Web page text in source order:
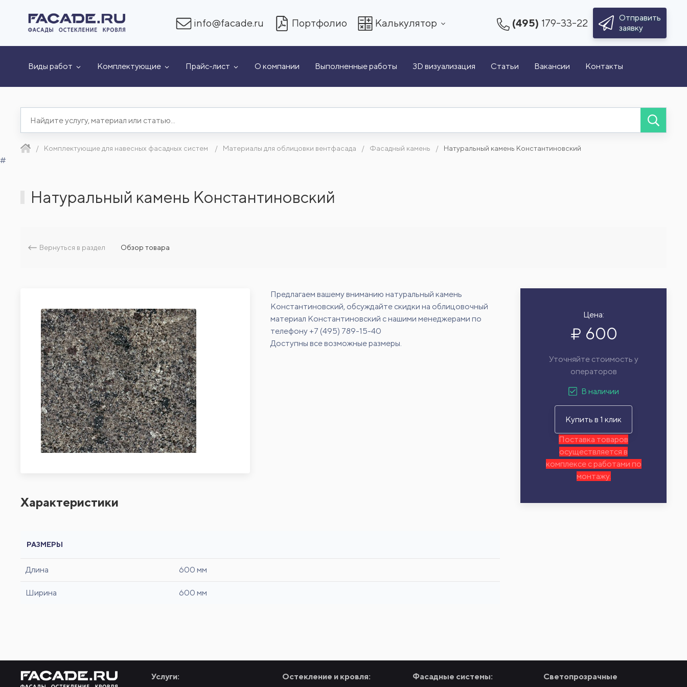
info@facade.ru Портфолио Калькулятор (495) 179-33-22
Отправить
заявку
Виды работ Комплектующие Прайс-лист О компании Выполненные работы 3D визуализация Статьи Вакансии Контакты
Комплектующие для навесных фасадных систем Материалы для облицовки вентфасада Фасадный камень Натуральный камень Константиновский
#
Натуральный камень Константиновский
Вернуться в раздел Обзор товара
Предлагаем вашему вниманию натуральный камень
Константиновский, обсуждайте скидки на облицовочный
материал Константиновский с нашими менеджерами по
телефону +7 (495) 789-15-40
Доступны все возможные размеры.
Характеристики
РАЗМЕРЫ
Длина 600 мм
Ширина 600 мм
Цена:
600
Уточняйте стоимость у
операторов
В наличии
Купить в 1 клик
Поставка товаров
осуществляется в
комплексе с работами по
монтажу.
Услуги: Остекление и кровля: Фасадные системы:
Светопрозрачные